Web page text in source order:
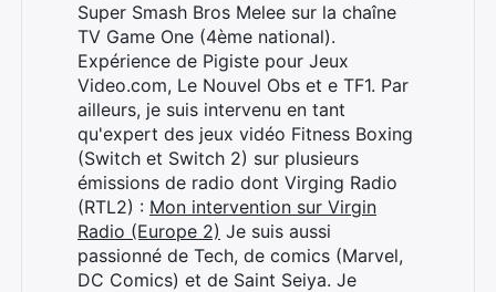
Super Smash Bros Melee sur la chaîne
TV Game One (4ème national).
Expérience de Pigiste pour Jeux
Video.com, Le Nouvel Obs et e TF1. Par
ailleurs, je suis intervenu en tant
qu'expert des jeux vidéo Fitness Boxing
(Switch et Switch 2) sur plusieurs
émissions de radio dont Virging Radio
(RTL2) : Mon intervention sur Virgin
Radio (Europe 2) Je suis aussi
passionné de Tech, de comics (Marvel,
DC Comics) et de Saint Seiya. Je